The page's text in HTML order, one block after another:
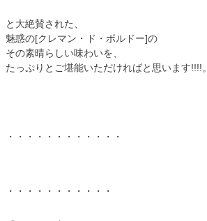
と大絶賛された、
魅惑の[クレマン・ド・ボルドー]の
その素晴らしい味わいを、
たっぷりとご堪能いただければと思います!!!!。
・・・・・・・・・・・・
・・・・・・・・・・・